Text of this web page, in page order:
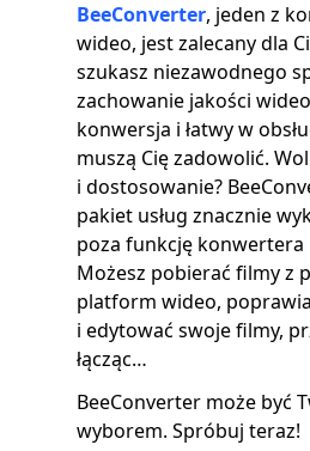
BeeConverter, jeden z
wideo, jest zalecany dla
szukasz niezawodnego
zachowanie jakości
konwersja i łatwy w
muszą Cię zadowolić.
i dostosowanie?
pakiet usług znacznie
poza funkcję konwertera
Możesz pobierać filmy z
platform wideo,
i edytować swoje filmy,
łącząc…
BeeConverter może być
wyborem. Spróbuj teraz!